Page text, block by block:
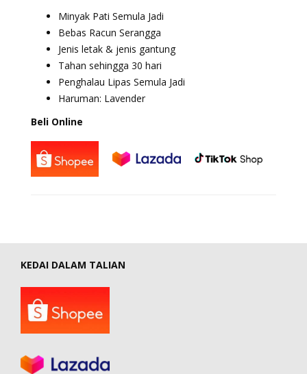
Minyak Pati Semula Jadi
Bebas Racun Serangga
Jenis letak & jenis gantung
Tahan sehingga 30 hari
Penghalau Lipas Semula Jadi
Haruman: Lavender
Beli Online
KEDAI DALAM TALIAN